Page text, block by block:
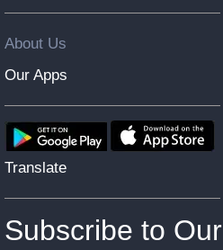
About Us
Our Apps
Translate
Subscribe to Our